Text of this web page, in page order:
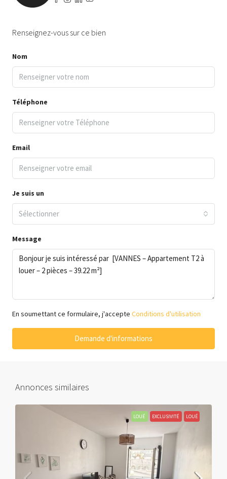
Renseignez-vous sur ce bien
Nom
Téléphone
Email
Je suis un
Sélectionner
Message
En soumettant ce formulaire, j'accepte Conditions d'utilisation
Demande d'informations
Annonces similaires
LOUÉ EXCLUSIVITÉ LOUÉ